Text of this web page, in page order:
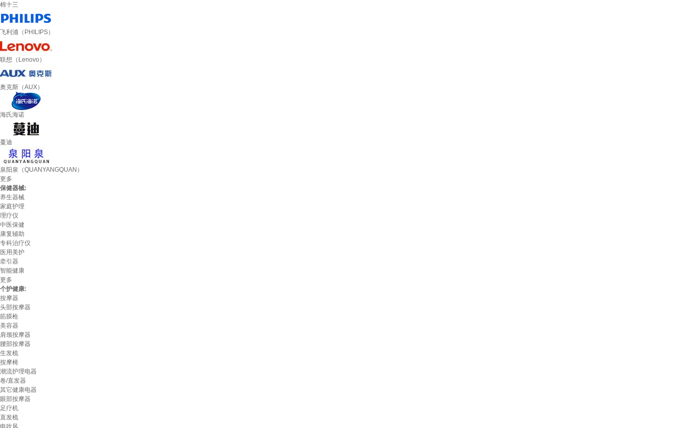
棉十三
飞利浦（PHILIPS）
联想（Lenovo）
奥克斯（AUX）
海氏海诺
蔓迪
泉阳泉（QUANYANGQUAN）
更多
保健器械:
养生器械
家庭护理
理疗仪
中医保健
康复辅助
专科治疗仪
医用美护
牵引器
智能健康
更多
个护健康:
按摩器
头部按摩器
筋膜枪
美容器
肩颈按摩器
腰部按摩器
生发梳
按摩椅
潮流护理电器
卷/直发器
其它健康电器
眼部按摩器
足疗机
直发梳
电吹风